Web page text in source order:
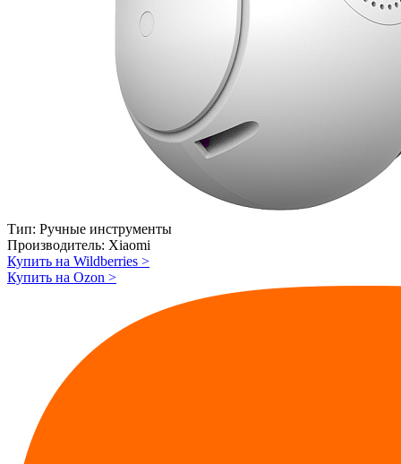
Тип: Ручные инструменты
Производитель: Xiaomi
Купить на Wildberries >
Купить на Ozon >